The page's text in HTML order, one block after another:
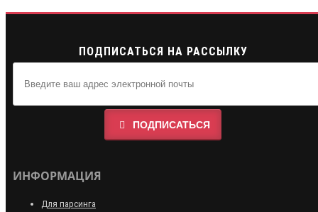
ПОДПИСАТЬСЯ НА РАССЫЛКУ
ПОДПИСАТЬСЯ
ИНФОРМАЦИЯ
Для парсинга